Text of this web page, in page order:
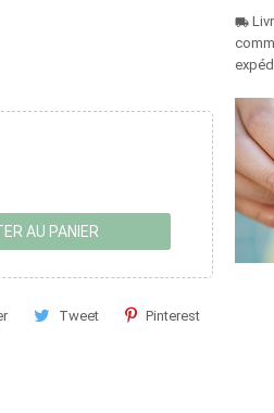
AU PANIER
Tweet Pinterest
local_shipping